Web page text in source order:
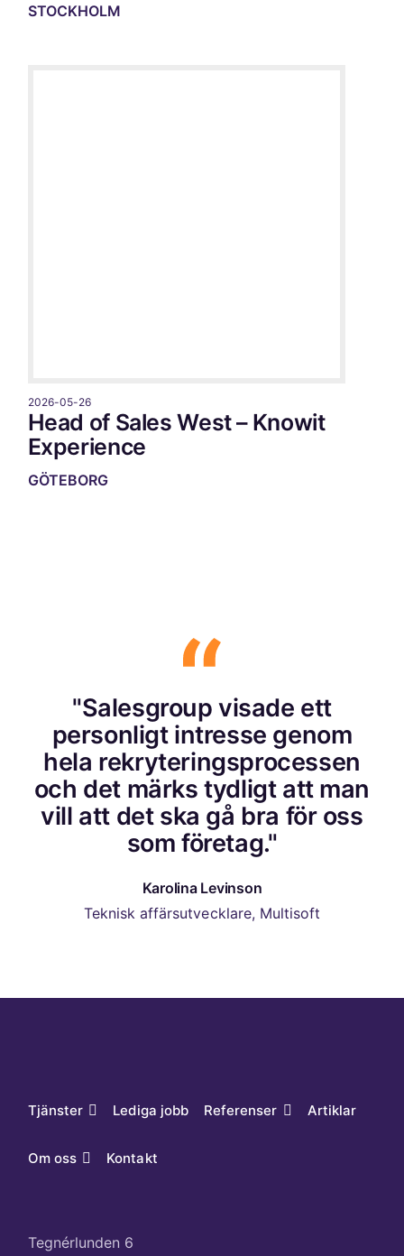
STOCKHOLM
2026-05-26
Head of Sales West – Knowit
Experience
GÖTEBORG
"Salesgroup visade ett
personligt intresse genom
hela rekryteringsprocessen
och det märks tydligt att man
vill att det ska gå bra för oss
som företag."
Karolina Levinson
Teknisk affärsutvecklare, Multisoft
Tjänster Lediga jobb Referenser Artiklar
Om oss Kontakt
Tegnérlunden 6